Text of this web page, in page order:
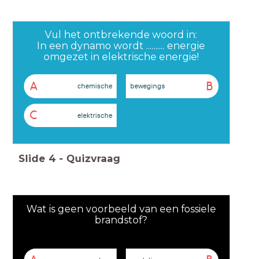
Vul het ontbrekende woord in:
In een dynamo wordt .......... energie
omgezet in elektrische energie!
A chemische B
bewegings
C elektrische
Slide 4 - Quizvraag
Wat is geen voorbeeld van een fossiele
brandstof?